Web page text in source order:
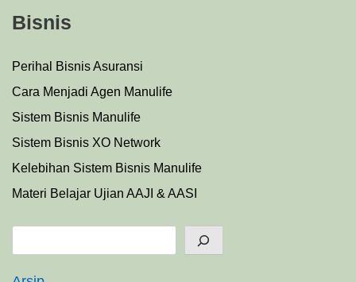
Bisnis
Perihal Bisnis Asuransi
Cara Menjadi Agen Manulife
Sistem Bisnis Manulife
Sistem Bisnis XO Network
Kelebihan Sistem Bisnis Manulife
Materi Belajar Ujian AAJI & AASI